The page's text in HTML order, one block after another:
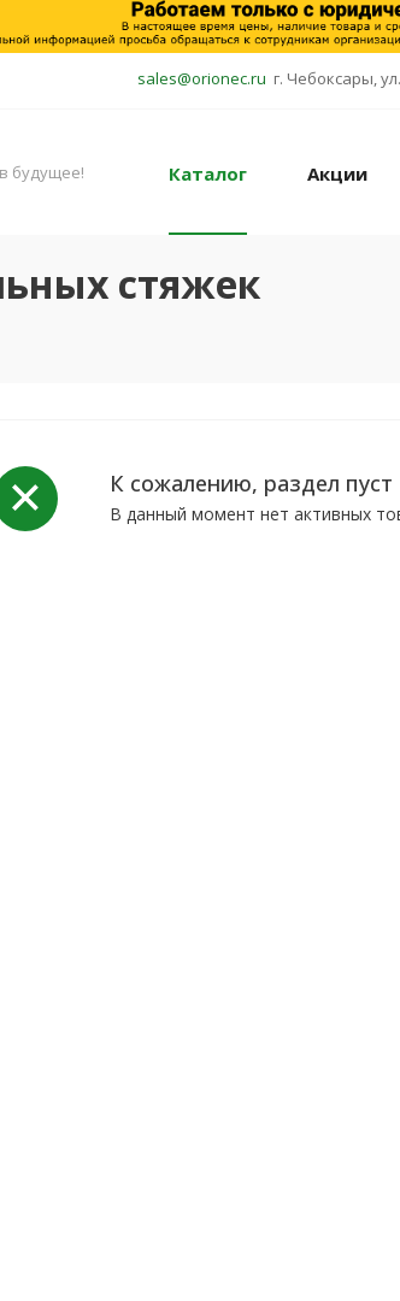
sales@orionec.ru г. Чебоксары,
будущее! Каталог Акции
стяжек
К сожалению, раздел пуст
В данный момент нет активных